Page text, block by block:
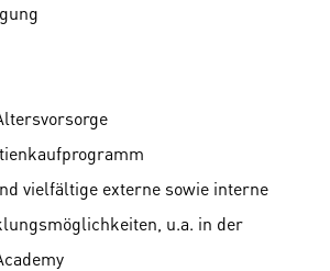
vielfältige externe sowie interne
u.a. in der